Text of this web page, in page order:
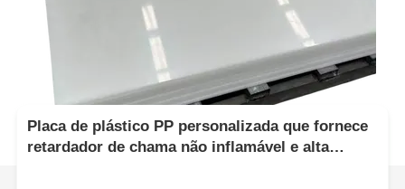
Placa de plástico PP personalizada que fornece
retardador de chama não inflamável e alta